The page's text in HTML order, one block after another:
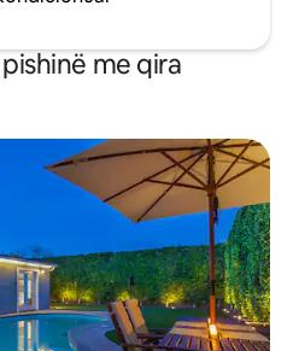
me qira
klientëve